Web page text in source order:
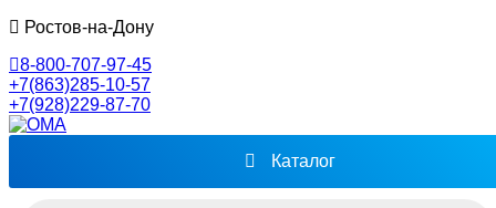
Ростов-на-Дону
8-800-707-97-45
+7(863)285-10-57
+7(928)229-87-70
Каталог